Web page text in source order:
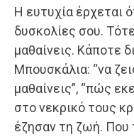
Η ευτυχία έρχεται
δυσκολίες σου.
μαθαίνεις. Κάποτε
Μπουσκάλια: “να
μαθαίνεις”, “πώς
στο νεκρικό τους
έζησαν τη ζωή. Που